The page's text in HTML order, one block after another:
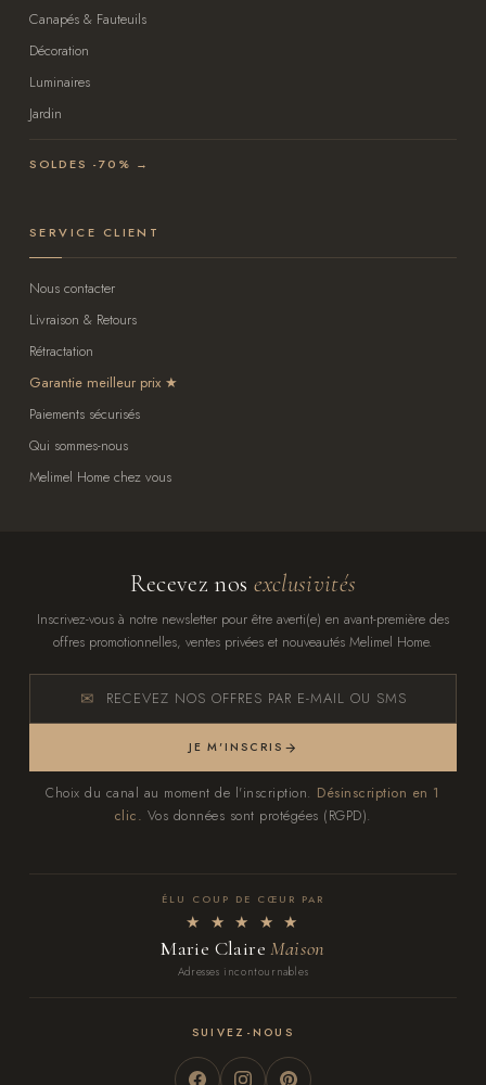
Canapés & Fauteuils
Décoration
Luminaires
Jardin
SOLDES -70% →
SERVICE CLIENT
Nous contacter
Livraison & Retours
Rétractation
Garantie meilleur prix
Paiements sécurisés
Qui sommes-nous
Melimel Home chez vous
Recevez nos exclusivités
Inscrivez-vous à notre newsletter pour être averti(e) en avant-première des
offres promotionnelles, ventes privées et nouveautés Melimel Home.
RECEVEZ NOS OFFRES PAR E-MAIL OU SMS
JE M'INSCRIS
Choix du canal au moment de l'inscription. Désinscription en 1
clic. Vos données sont protégées (RGPD).
ÉLU COUP DE CŒUR PAR
★ ★ ★ ★ ★
Marie ClaireMaison
Adresses incontournables
SUIVEZ-NOUS